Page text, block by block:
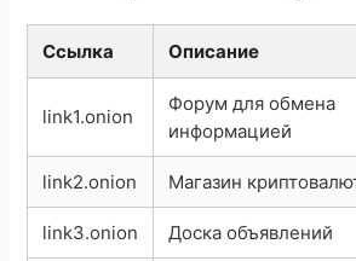
Ссылка Описание
link1.onion
Форум для обмена
информацией
link2.onion Магазин
link3.onion Доска объявлений